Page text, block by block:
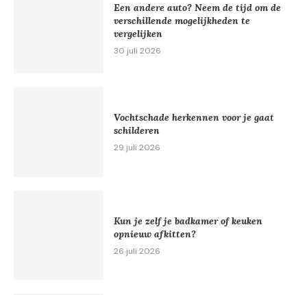
Een andere auto? Neem de tijd om de
verschillende mogelijkheden te
vergelijken
30 juli 2026
Vochtschade herkennen voor je gaat
schilderen
29 juli 2026
Kun je zelf je badkamer of keuken
opnieuw afkitten?
26 juli 2026